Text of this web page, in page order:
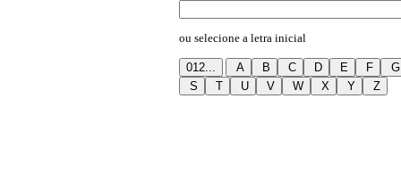
ou selecione a letra inicial